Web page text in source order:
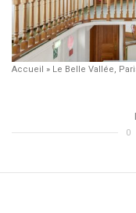
Accueil » Le Belle Vallée,
0